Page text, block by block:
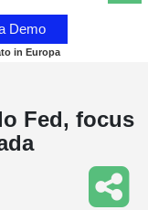
Demo
in Europa
Fed, focus